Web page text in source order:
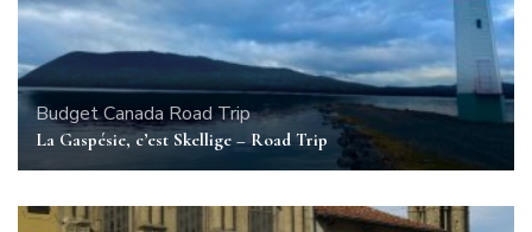
BudgetCanada Road Trip
La Gaspésie, c’est Skellige – Road Trip